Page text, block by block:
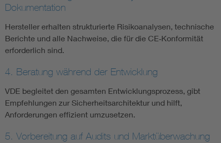
Dokumentation
Hersteller erhalten strukturierte Risikoanalysen, technische
Berichte und alle Nachweise, die für die CE‑Konformität
erforderlich sind.
4. Beratung während der Entwicklung
VDE begleitet den gesamten Entwicklungsprozess, gibt
Empfehlungen zur Sicherheitsarchitektur und hilft,
Anforderungen effizient umzusetzen.
5. Vorbereitung auf Audits und Marktüberwachung